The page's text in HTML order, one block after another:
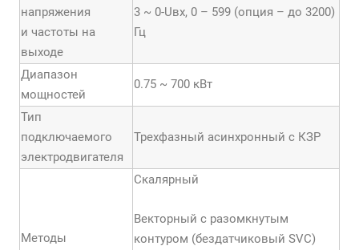
напряжения
и частоты на
выходе
3 ~ 0-Uвх, 0 – 599 (опция – до 3200)
Гц
Диапазон
мощностей
0.75 ~ 700 кВт
Тип
подключаемого
электродвигателя
Трехфазный асинхронный с КЗР
Методы
Скалярный
Векторный с разомкнутым
контуром (бездатчиковый SVC)